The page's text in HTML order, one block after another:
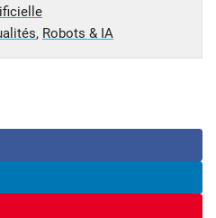
, Robots & IA